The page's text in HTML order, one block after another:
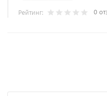
Рейтинг: 0